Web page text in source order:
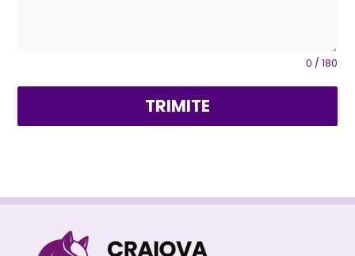
0 / 180
TRIMITE